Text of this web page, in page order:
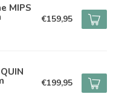
MIPS
€159,95
€199,95